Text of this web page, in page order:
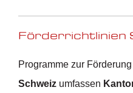
Förderrichtlinien
Programme zur
Schweiz umfassen